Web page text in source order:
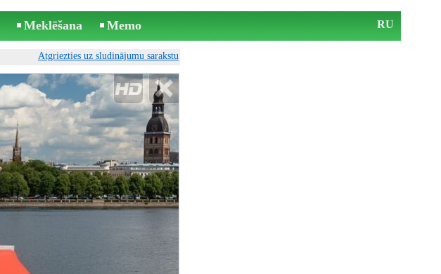
Meklēšana Memo RU
Atgriezties uz sludinājumu sarakstu